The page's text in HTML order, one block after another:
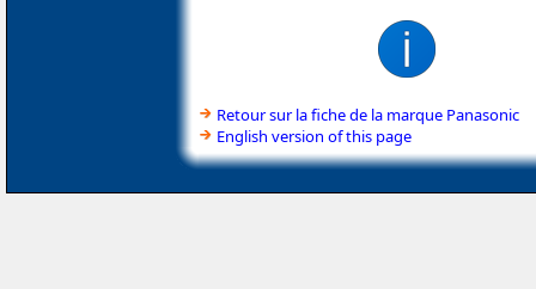
Retour sur la fiche de la marque Panasonic
English version of this page